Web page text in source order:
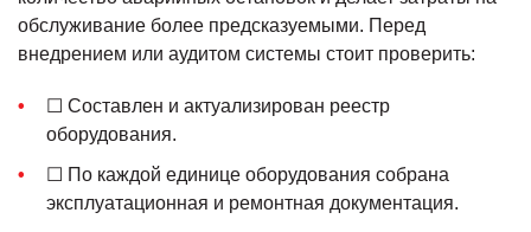
обслуживание более предсказуемыми. Перед
внедрением или аудитом системы стоит проверить:
☐ Составлен и актуализирован реестр
оборудования.
☐ По каждой единице оборудования собрана
эксплуатационная и ремонтная документация.